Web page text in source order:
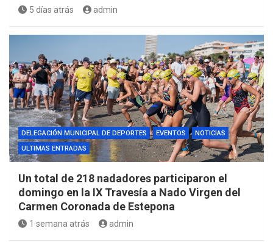
5 días atrás admin
DELEGACIÓN MUNICIPAL DE DEPORTES EVENTOS
NOTICIAS
ULTIMAS ENTRADAS
Un total de 218 nadadores participaron el
domingo en la IX Travesía a Nado Virgen del
Carmen Coronada de Estepona
1 semana atrás admin